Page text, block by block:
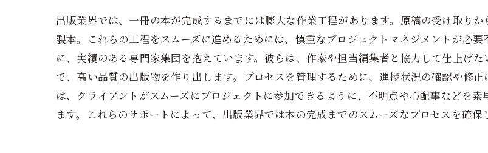
出版業界では、一冊の本が完成するまでには膨大な作業工程があります。原稿の受け取り
製本。これらの工程をスムーズに進めるためには、慎重なプロジェクトマネジメントが必
に、実績のある専門家集団を抱えています。彼らは、作家や担当編集者と協力して仕上げ
で、高い品質の出版物を作り出します。プロセスを管理するために、進捗状況の確認や修
は、クライアントがスムーズにプロジェクトに参加できるように、不明点や心配事などを
ます。これらのサポートによって、出版業界では本の完成までのスムーズなプロセスを確保